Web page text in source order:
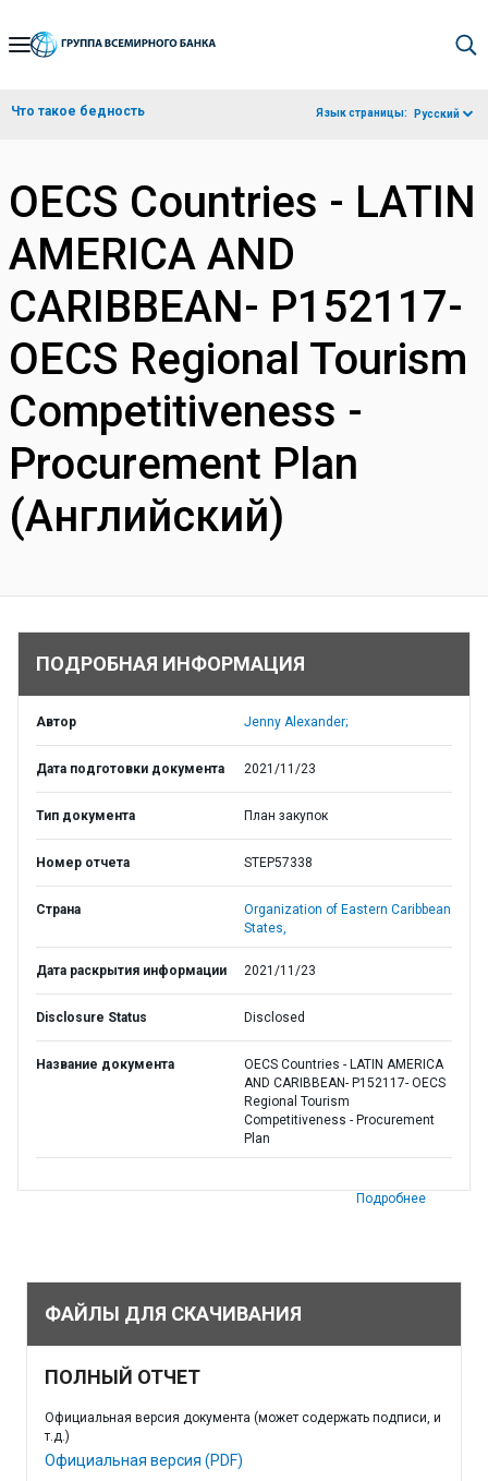
Skip
Navigation
Что такое бедность Язык страницы: Русский
OECS Countries - LATIN
AMERICA AND
CARIBBEAN- P152117-
OECS Regional Tourism
Competitiveness -
Procurement Plan
(Английский)
ПОДРОБНАЯ ИНФОРМАЦИЯ
Автор Jenny Alexander;
Дата подготовки документа 2021/11/23
Тип документа План закупок
Номер отчета STEP57338
Страна
Organization of Eastern Caribbean
States,
Дата раскрытия информации 2021/11/23
Disclosure Status Disclosed
Название документа
OECS Countries - LATIN AMERICA
AND CARIBBEAN- P152117- OECS
Regional Tourism
Competitiveness - Procurement
Plan
Подробнее
ФАЙЛЫ ДЛЯ СКАЧИВАНИЯ
ПОЛНЫЙ ОТЧЕТ
Официальная версия документа (может содержать подписи, и
т.д.)
Официальная версия (PDF)